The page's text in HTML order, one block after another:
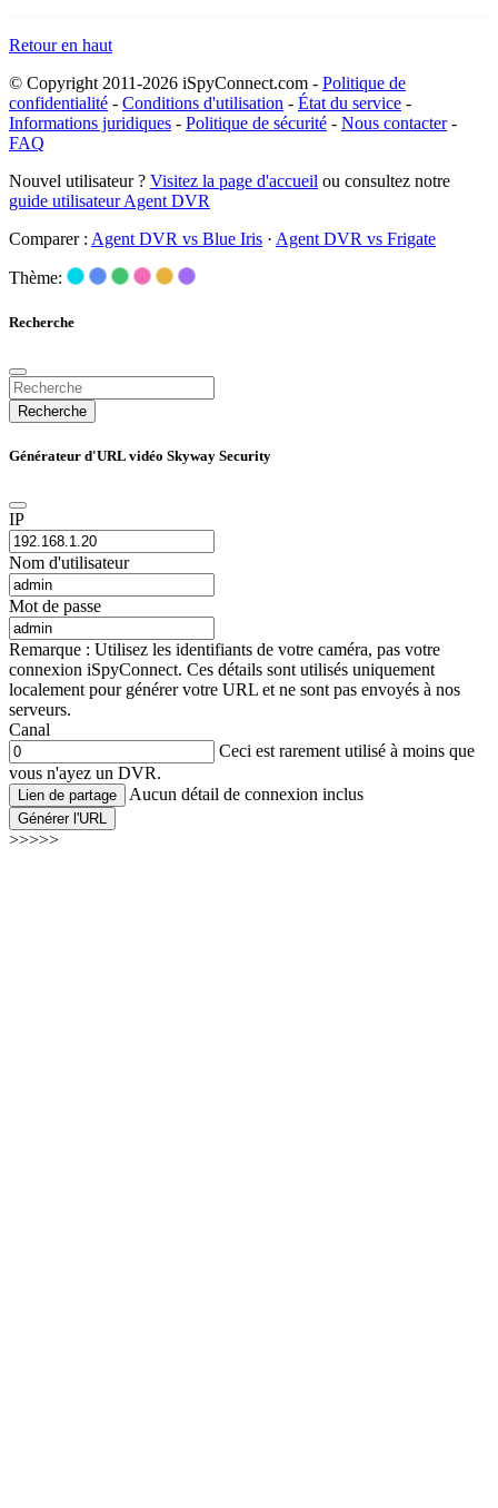
Retour en haut
© Copyright 2011-2026 iSpyConnect.com - Politique de
confidentialité - Conditions d'utilisation - État du service -
Informations juridiques - Politique de sécurité - Nous contacter-
FAQ
Nouvel utilisateur ? Visitez la page d'accueil ou consultez notre
guide utilisateur Agent DVR
Comparer : Agent DVR vs Blue Iris · Agent DVR vs Frigate
Thème:
Recherche
Recherche
Générateur d'URL vidéo Skyway Security
IP
Nom d'utilisateur
Mot de passe
Remarque : Utilisez les identifiants de votre caméra, pas votre
connexion iSpyConnect. Ces détails sont utilisés uniquement
localement pour générer votre URL et ne sont pas envoyés à nos
serveurs.
Canal
Ceci est rarement utilisé à moins que
vous n'ayez un DVR.
Lien de partage Aucun détail de connexion inclus
Générer l'URL
>>>>>